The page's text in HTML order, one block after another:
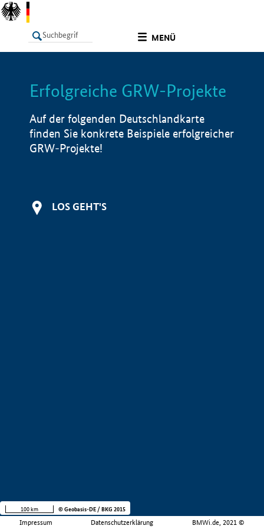
MENÜ
LISTE Info
Erfolgreiche GRW-Projekte
Auf der folgenden Deutschlandkarte
finden Sie konkrete Beispiele erfolgreicher
GRW-Projekte!
LOS GEHT'S
Impressum Datenschutzerklärung BMWi.de, 2021 ©
100 km © Geobasis-DE / BKG 2015